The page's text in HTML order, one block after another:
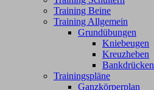
Training Beine
Training Allgemein
Grundübungen
Kniebeugen
Kreuzheben
Bankdrücken
Trainingspläne
Ganzkörperplan